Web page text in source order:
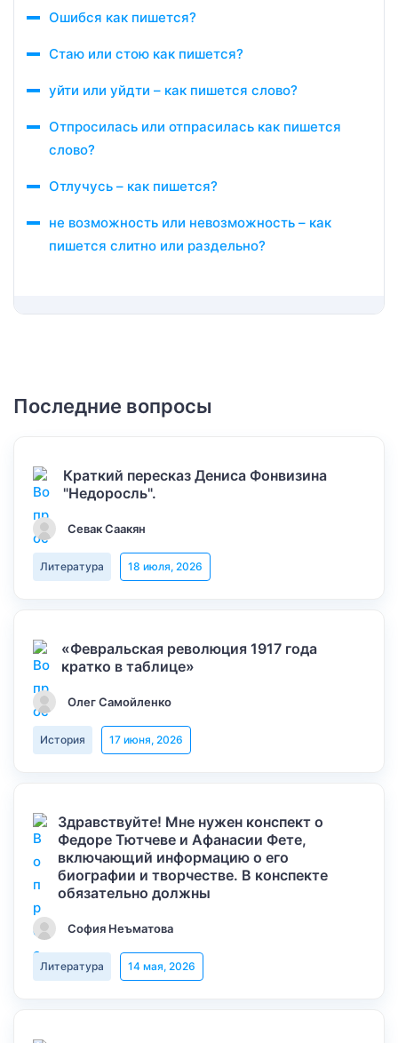
Ошибся как пишется?
Стаю или стою как пишется?
уйти или уйдти – как пишется слово?
Отпросилась или отпрасилась как пишется
слово?
Отлучусь – как пишется?
не возможность или невозможность – как
пишется слитно или раздельно?
Последние вопросы
Краткий пересказ Дениса Фонвизина
"Недоросль".
Севак Саакян
Литература 18 июля, 2026
«Февральская революция 1917 года
кратко в таблице»
Олег Самойленко
История 17 июня, 2026
Здравствуйте! Мне нужен конспект о
Федоре Тютчеве и Афанасии Фете,
включающий информацию о его
биографии и творчестве. В конспекте
обязательно должны
София Неъматова
Литература 14 мая, 2026